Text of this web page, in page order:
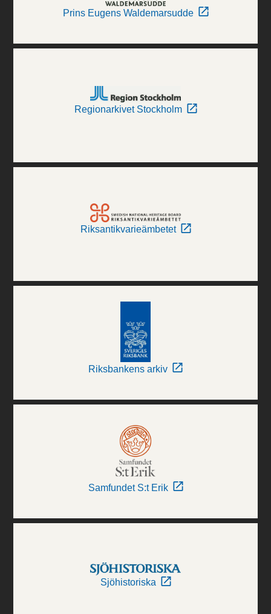
Prins Eugens Waldemarsudde
Regionarkivet Stockholm
Riksantikvarieämbetet
Riksbankens arkiv
Samfundet S:t Erik
Sjöhistoriska